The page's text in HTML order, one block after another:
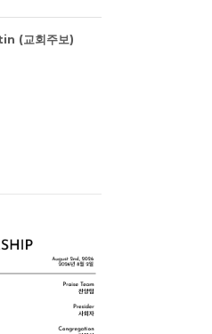
(교회주보)